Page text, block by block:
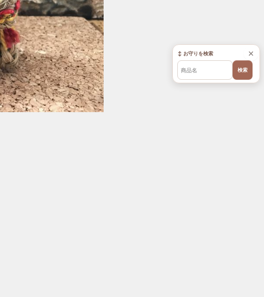
×
↕ お守りを検索
検索